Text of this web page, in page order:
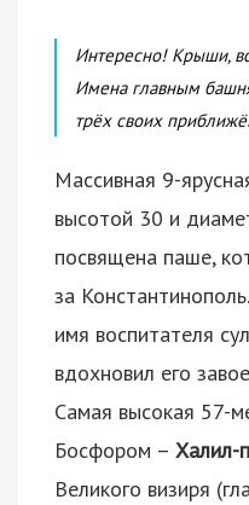
Интересно! Крыши,
Имена главным
трёх своих
Массивная 9-
высотой 30 и
посвящена паше,
за
имя воспитателя
вдохновил его
Самая высокая 57-
Босфором – Халил-
Великого визиря